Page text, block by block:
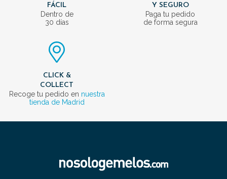
FÁCIL
Dentro de
30 días
Y SEGURO
Paga tu pedido
de forma segura
CLICK &
COLLECT
Recoge tu pedido en nuestra
tienda de Madrid